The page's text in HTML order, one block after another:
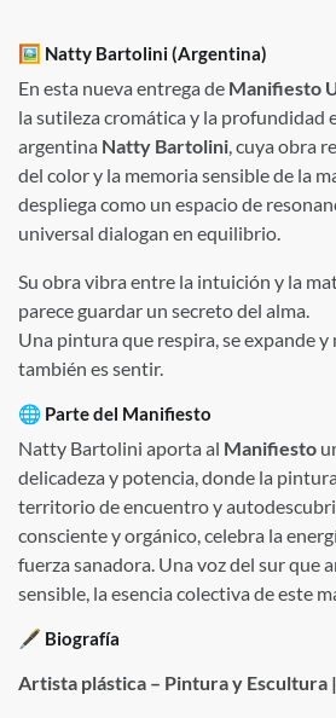
🖼 Natty Bartolini(Argentina)
En esta nueva entrega de Manifiesto
la sutileza cromática y la profundidad
argentina Natty Bartolini, cuya obra
del color y la memoria sensible de la
despliega como un espacio de
universal dialogan en equilibrio.
Su obra vibra entre la intuición y la
parece guardar un secreto del alma.
Una pintura que respira, se expande y
también es sentir.
🌐 Parte del Manifiesto
Natty Bartolini aporta al Manifiesto
delicadeza y potencia, donde la
territorio de encuentro y
consciente y orgánico, celebra la
fuerza sanadora. Una voz del sur que
sensible, la esencia colectiva de este
🖋 Biografía
Artista plástica – Pintura y Escultura